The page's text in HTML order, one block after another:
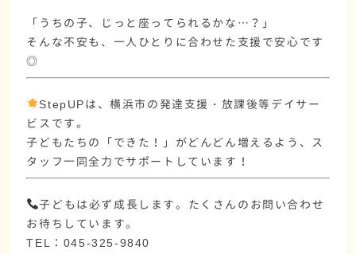
「うちの子、じっと座ってられるかな…？」
そんな不安も、 一人ひとりに合わせた支援で安心です
◎
StepUPは、横浜市の発達支援・放課後等デイサー
ビスです。
子どもたちの「できた！」がどんどん増えるよう、ス
タッフ一同全力でサポートしています！
子どもは必ず成長します。たくさんのお問い合わせ
お待ちしています。
TEL：045-325-9840